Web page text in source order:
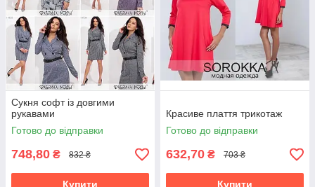
Сукня софт із довгими
рукавами
Готово до відправки
748,80 ₴ 832 ₴
Купити
Красиве плаття трикотаж
Готово до відправки
632,70 ₴ 703 ₴
Купити